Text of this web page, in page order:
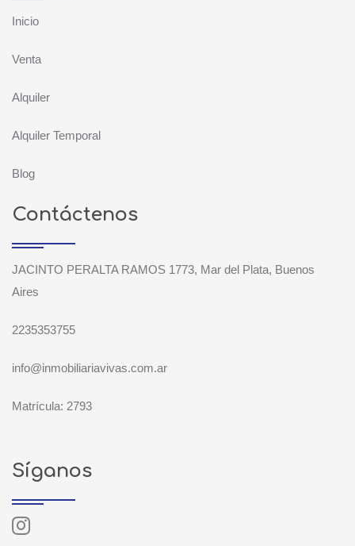
Inicio
Venta
Alquiler
Alquiler Temporal
Blog
Contáctenos
JACINTO PERALTA RAMOS 1773, Mar del Plata, Buenos
Aires
2235353755
info@inmobiliariavivas.com.ar
Matrícula: 2793
Síganos